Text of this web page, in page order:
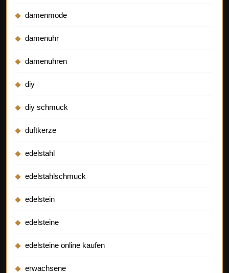
damenmode
damenuhr
damenuhren
diy
diy schmuck
duftkerze
edelstahl
edelstahlschmuck
edelstein
edelsteine
edelsteine online kaufen
erwachsene